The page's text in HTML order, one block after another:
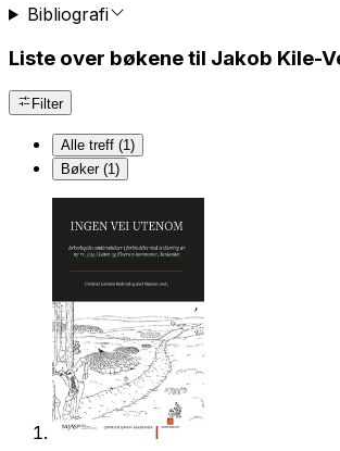
Bibliografi
Liste over bøkene til Jakob Kile-
Filter
Alle treff (1)
Bøker (1)